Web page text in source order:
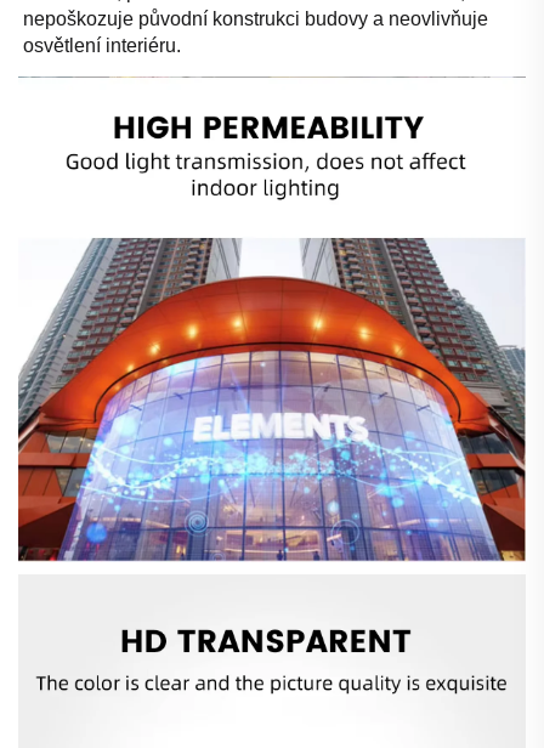
nepoškozuje původní konstrukci budovy a neovlivňuje
osvětlení interiéru.